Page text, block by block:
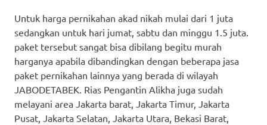
Untuk harga pernikahan akad nikah mulai dari 1 juta
sedangkan untuk hari jumat, sabtu dan minggu 1.5 juta.
paket tersebut sangat bisa dibilang begitu murah
harganya apabila dibandingkan dengan beberapa jasa
paket pernikahan lainnya yang berada di wilayah
JABODETABEK. Rias Pengantin Alikha juga sudah
melayani area Jakarta barat, Jakarta Timur, Jakarta
Pusat, Jakarta Selatan, Jakarta Utara, Bekasi Barat,